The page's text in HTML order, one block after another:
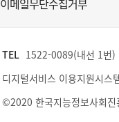
이메일무단수집거부
TEL 1522-0089(내선 1번
디지털서비스 이용지원시스
©2020 한국지능정보사회진